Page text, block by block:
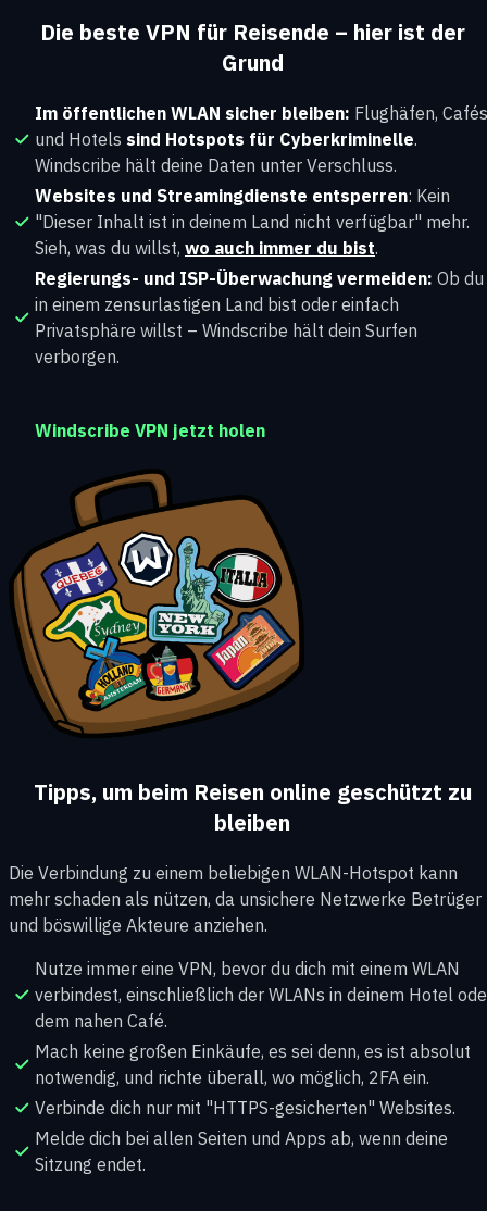
Die beste VPN für Reisende – hier ist der
Grund
Im öffentlichen WLAN sicher bleiben: Flughäfen, Cafés
und Hotels sind Hotspots für Cyberkriminelle.
Windscribe hält deine Daten unter Verschluss.
Websites und Streamingdienste entsperren: Kein
"Dieser Inhalt ist in deinem Land nicht verfügbar" mehr.
Sieh, was du willst, wo auch immer du bist.
Regierungs- und ISP-Überwachung vermeiden: Ob du
in einem zensurlastigen Land bist oder einfach
Privatsphäre willst – Windscribe hält dein Surfen
verborgen.
Windscribe VPN jetzt holen
Tipps, um beim Reisen online geschützt zu
bleiben
Die Verbindung zu einem beliebigen WLAN-Hotspot kann
mehr schaden als nützen, da unsichere Netzwerke Betrüger
und böswillige Akteure anziehen.
Nutze immer eine VPN, bevor du dich mit einem WLAN
verbindest, einschließlich der WLANs in deinem Hotel
dem nahen Café.
Mach keine großen Einkäufe, es sei denn, es ist absolut
notwendig, und richte überall, wo möglich, 2FA ein.
Verbinde dich nur mit "HTTPS-gesicherten" Websites.
Melde dich bei allen Seiten und Apps ab, wenn deine
Sitzung endet.